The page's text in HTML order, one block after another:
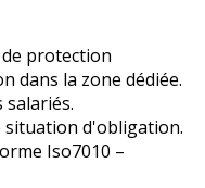
protection
dans la zone dédiée.
situation d'obligation.
Iso7010 –